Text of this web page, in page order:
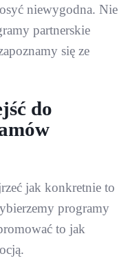
niewygodna. Nie
partnerskie
się ze
do
jak konkretnie to
programy
to jak